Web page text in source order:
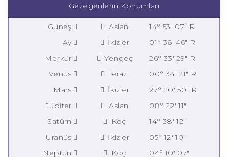
Gezegenlerin Konumları
Güneş Aslan
14° 53' 07" R
Ay
İkizler
01° 36' 46" R
Merkür
Yengeç
26° 33' 29" R
Venüs
Terazi
00° 34' 21" R
Mars
İkizler
27° 20' 50" R
Jüpiter
Aslan
08° 22' 11"
Satürn
Koç
14° 38' 12"
Uranüs
İkizler
05° 12' 10"
Neptün
Koç
04° 10' 07"